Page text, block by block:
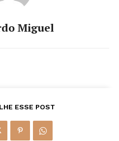
Miguel
ESSE POST